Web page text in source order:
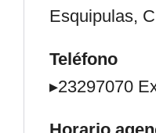
Esquipulas,
Teléfono
▸23297070